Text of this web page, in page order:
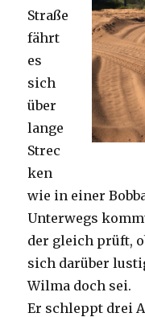
Straße
fährt
es
sich
über
lange
Strec
ken
wie in einer
Unterwegs
der gleich prüft,
sich darüber
Wilma doch sei.
Er schleppt drei